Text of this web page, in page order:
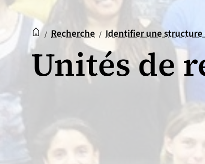
Accueil
Accueil
/ Recherche / Identifier une
Unités de